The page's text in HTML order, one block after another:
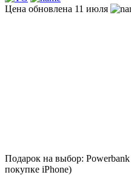
Цена обновлена 11 июля
Подарок на выбор:
покупке iPhone)